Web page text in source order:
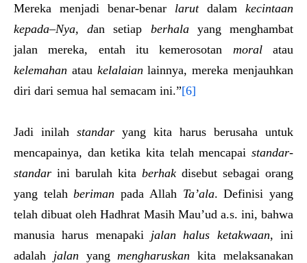
Mereka menjadi benar-benar larutdalam kecintaan
kepada–Nya, dan setiap berhalayang menghambat
jalan mereka, entah itu kemerosotan moralatau
kelemahan atau kelalaian lainnya, mereka menjauhkan
diri dari semua hal semacam ini.”[6]
Jadi inilah standar yang kita harus berusaha untuk
mencapainya, dan ketika kita telah mencapai standar-
standar ini barulah kita berhak disebut sebagai orang
yang telahberiman pada Allah Ta’ala. Definisi yang
telah dibuat oleh Hadhrat Masih Mau’ud a.s. ini, bahwa
manusia harus menapaki jalan halus ketakwaan, ini
adalah jalan yang mengharuskan kita melaksanakan